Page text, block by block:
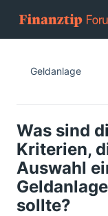
Geldanlage
Was sind
Kriterien,
Auswahl
sollte?